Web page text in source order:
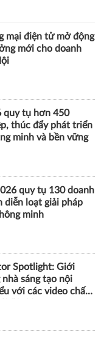
mại điện tử mở động
mới cho doanh
quy tụ hơn 450
thúc đẩy phát triển
minh và bền vững
quy tụ 130 doanh
diễn loạt giải pháp
minh
Spotlight: Giới
sáng tạo nội
với các video chất